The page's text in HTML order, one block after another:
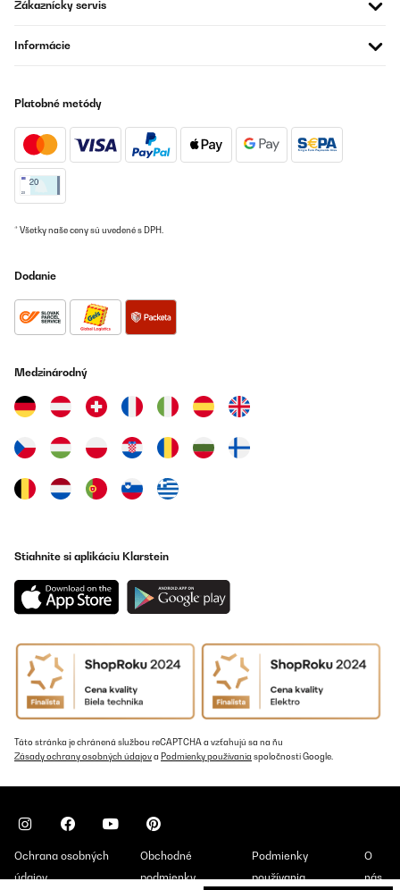
Zákaznícky servis
Informácie
Platobné metódy
* Všetky naše ceny sú uvedené s DPH.
Dodanie
Medzinárodný
Stiahnite si aplikáciu Klarstein
Táto stránka je chránená službou reCAPTCHA a vzťahujú sa na ňu
Zásady ochrany osobných údajova Podmienky používania spoločnosti Google.
Ochrana osobných
údajov
Obchodné
podmienky
Podmienky
používania
O
nás